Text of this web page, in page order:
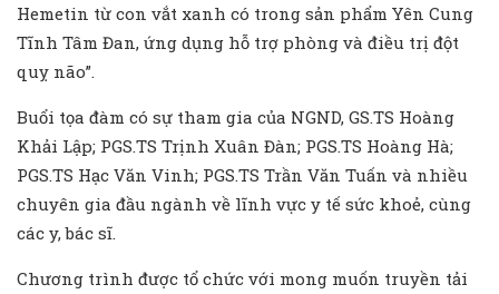
Hemetin từ con vắt xanh có trong sản phẩm Yên Cung
Tĩnh Tâm Đan, ứng dụng hỗ trợ phòng và điều trị đột
quỵ não”.
Buổi tọa đàm có sự tham gia của NGND, GS.TS Hoàng
Khải Lập; PGS.TS Trịnh Xuân Đàn; PGS.TS Hoàng Hà;
PGS.TS Hạc Văn Vinh; PGS.TS Trần Văn Tuấn và nhiều
chuyên gia đầu ngành về lĩnh vực y tế sức khoẻ, cùng
các y, bác sĩ.
Chương trình được tổ chức với mong muốn truyền tải